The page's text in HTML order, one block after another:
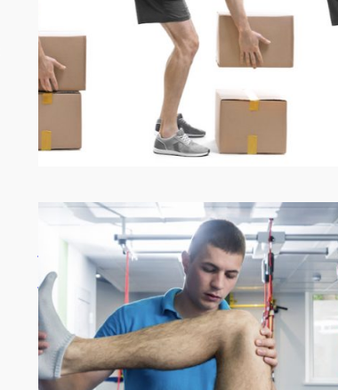
in ブログ
From 橘田幸博 カフェにて 今、ニュースでは
「新型コロナウイルス」で 結構賑わっていますね。
…
◯◯の確認をしないと腰
痛が悪化してしまう
1月 7, 2020—by
橘田 幸博